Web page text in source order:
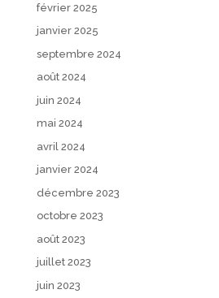
février 2025
janvier 2025
septembre 2024
août 2024
juin 2024
mai 2024
avril 2024
janvier 2024
décembre 2023
octobre 2023
août 2023
juillet 2023
juin 2023